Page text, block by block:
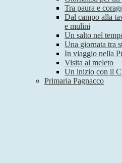
Tra paura e
Dal campo alla
e mulini
Un salto nel
Una giornata tra
In viaggio nella
Visita al meleto
Un inizio con il
Primaria Pagnacco